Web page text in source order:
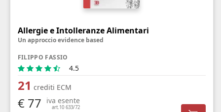
Allergie e Intolleranze Alimentari
Un approccio evidence based
FILIPPO FASSIO
4.5
21 crediti ECM
€ 77 iva esente
art.10 633/72